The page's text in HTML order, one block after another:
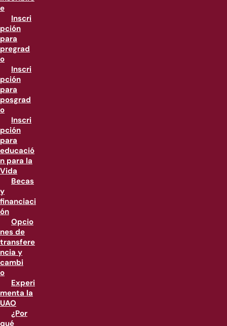
e
Inscri
pción
para
pregrad
o
Inscri
pción
para
posgrad
o
Inscri
pción
para
educació
n para la
Vida
Becas
y
financiaci
ón
Opcio
nes de
transfere
ncia y
cambi
o
Experi
menta la
UAO
¿Por
qué